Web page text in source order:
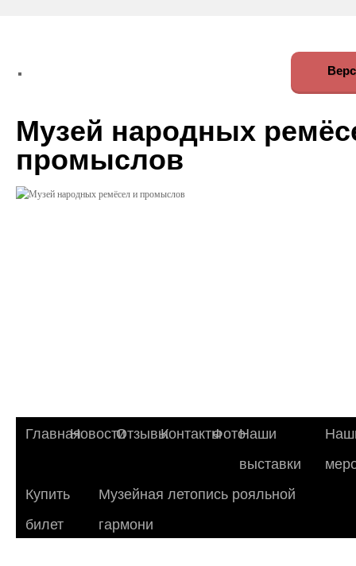
Музей народных
промыслов
ГлавнаяНовостиОтзывыКонтактыФотоНаши
выставки
Купить
билет
Музейная летопись рояльной
гармони